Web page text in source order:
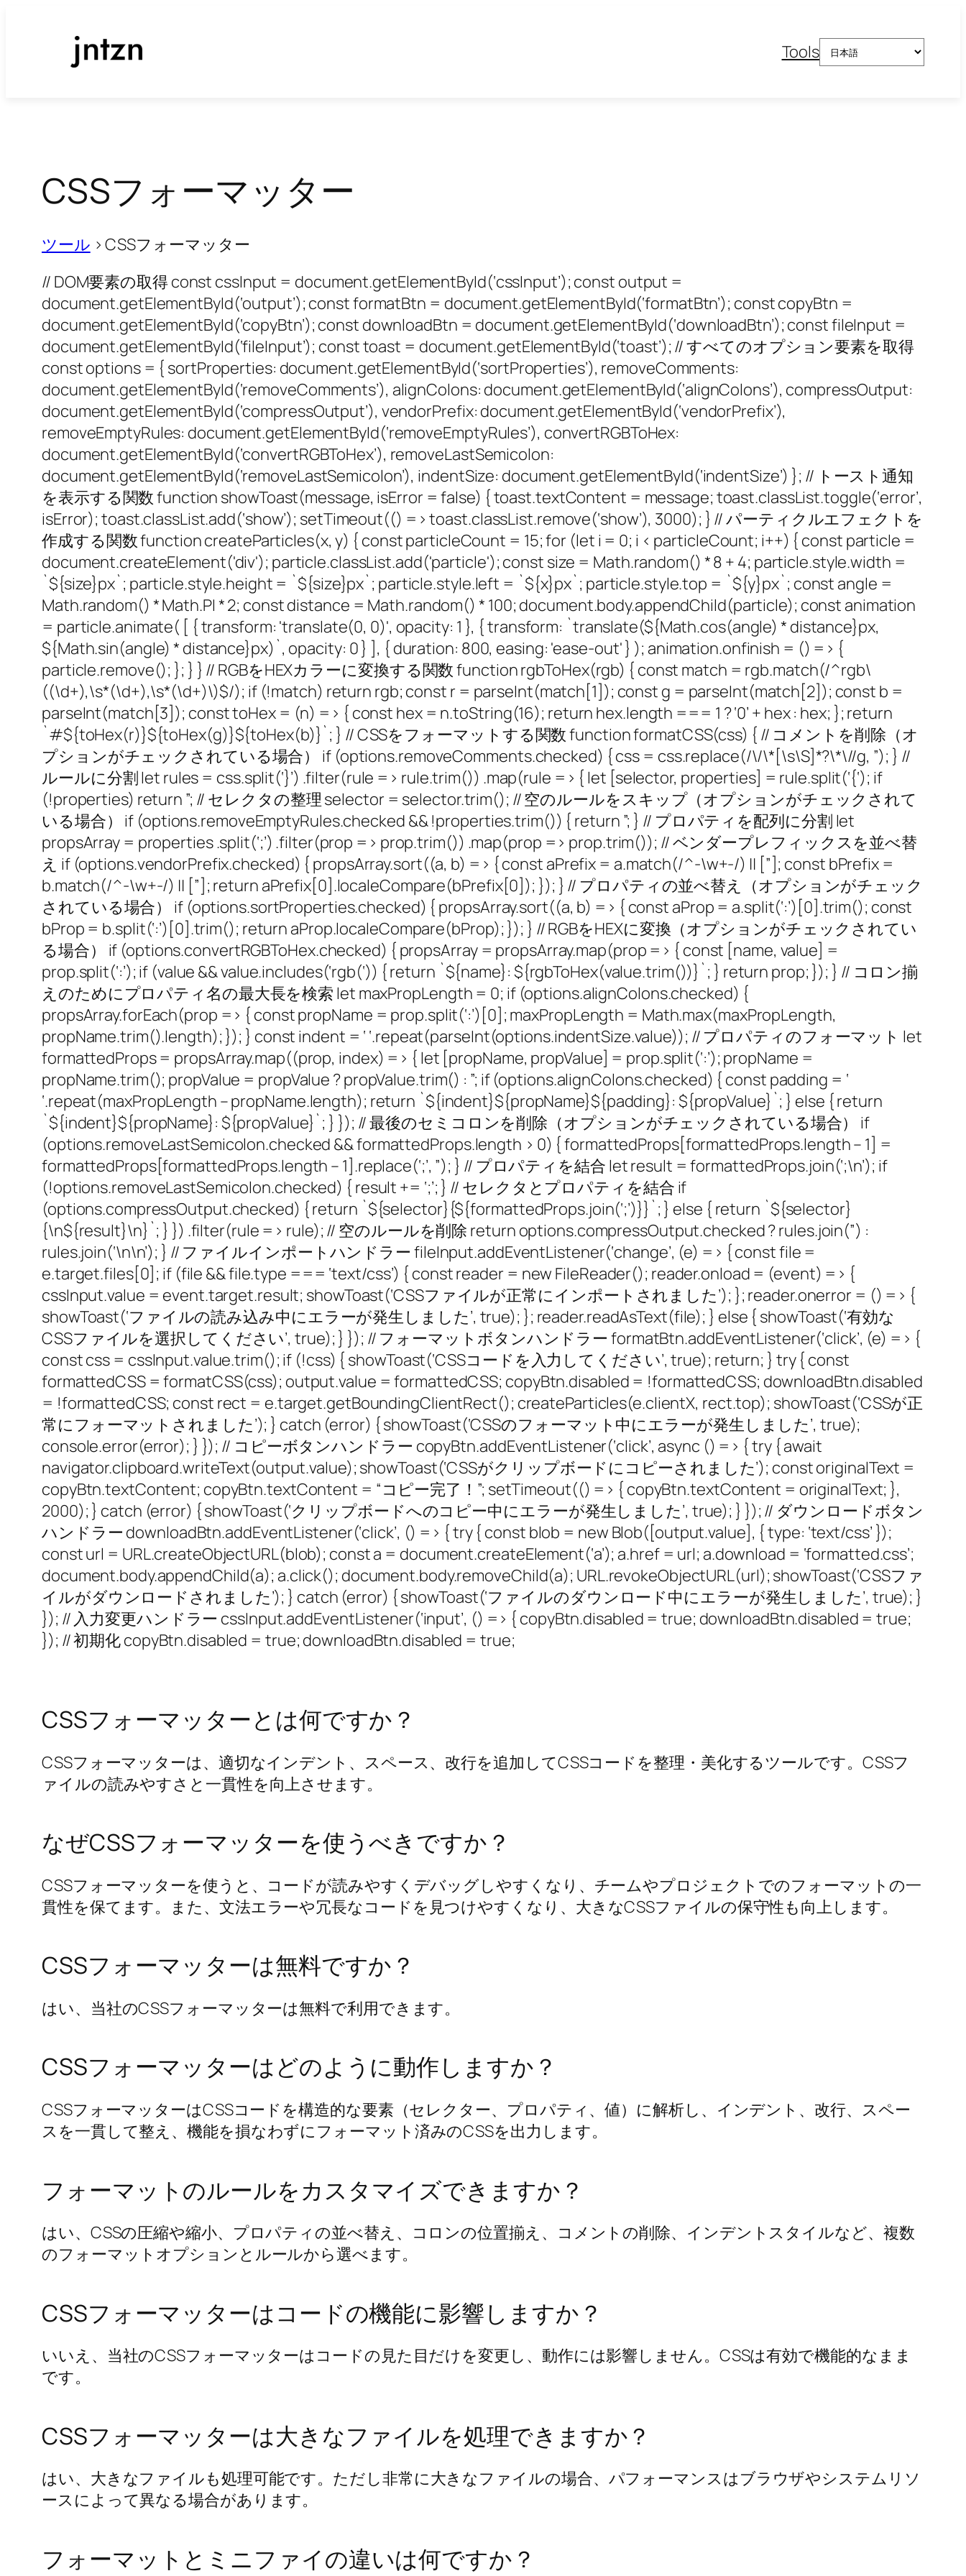
Tools言
語
CSSフォーマッター
ツール >CSSフォーマッター
// DOM要素の取得 const cssInput = document.getElementById(‘cssInput’); const output =
document.getElementById(‘output’); const formatBtn = document.getElementById(‘formatBtn’); const copyBtn =
document.getElementById(‘copyBtn’); const downloadBtn = document.getElementById(‘downloadBtn’); const fileInput =
document.getElementById(‘fileInput’); const toast = document.getElementById(‘toast’); // すべてのオプション要素を取得
const options = { sortProperties: document.getElementById(‘sortProperties’), removeComments:
document.getElementById(‘removeComments’), alignColons: document.getElementById(‘alignColons’), compressOutput:
document.getElementById(‘compressOutput’), vendorPrefix: document.getElementById(‘vendorPrefix’),
removeEmptyRules: document.getElementById(‘removeEmptyRules’), convertRGBToHex:
document.getElementById(‘convertRGBToHex’), removeLastSemicolon:
document.getElementById(‘removeLastSemicolon’), indentSize: document.getElementById(‘indentSize’) }; // トースト通知
を表示する関数 function showToast(message, isError = false) { toast.textContent = message; toast.classList.toggle(‘error’,
isError); toast.classList.add(‘show’); setTimeout(() => toast.classList.remove(‘show’), 3000); } // パーティクルエフェクトを
作成する関数 function createParticles(x, y) { const particleCount = 15; for (let i = 0; i < particleCount; i++) { const particle =
document.createElement('div'); particle.classList.add('particle'); const size = Math.random() * 8 + 4; particle.style.width =
`${size}px`; particle.style.height = `${size}px`; particle.style.left = `${x}px`; particle.style.top = `${y}px`; const angle =
Math.random() * Math.PI * 2; const distance = Math.random() * 100; document.body.appendChild(particle); const animation
= particle.animate( [ { transform: 'translate(0, 0)', opacity: 1 }, { transform: `translate(${Math.cos(angle) * distance}px,
${Math.sin(angle) * distance}px)`, opacity: 0 } ], { duration: 800, easing: 'ease-out' } ); animation.onfinish = () => {
particle.remove(); }; } } // RGBをHEXカラーに変換する関数 function rgbToHex(rgb) { const match = rgb.match(/^rgb\
((\d+),\s*(\d+),\s*(\d+)\)$/); if (!match) return rgb; const r = parseInt(match[1]); const g = parseInt(match[2]); const b =
parseInt(match[3]); const toHex = (n) => { const hex = n.toString(16); return hex.length === 1 ? ‘0’ + hex : hex; }; return
`#${toHex(r)}${toHex(g)}${toHex(b)}`; } // CSSをフォーマットする関数 function formatCSS(css) { // コメントを削除（オ
プションがチェックされている場合） if (options.removeComments.checked) { css = css.replace(/\/\*[\s\S]*?\*\//g, ”); } //
ルールに分割 let rules = css.split(‘}’) .filter(rule => rule.trim()) .map(rule => { let [selector, properties] = rule.split(‘{‘); if
(!properties) return ”; // セレクタの整理 selector = selector.trim(); // 空のルールをスキップ（オプションがチェックされて
いる場合） if (options.removeEmptyRules.checked && !properties.trim()) { return ”; } // プロパティを配列に分割 let
propsArray = properties .split(‘;’) .filter(prop => prop.trim()) .map(prop => prop.trim()); // ベンダープレフィックスを並べ替
え if (options.vendorPrefix.checked) { propsArray.sort((a, b) => { const aPrefix = a.match(/^-\w+-/) || [”]; const bPrefix =
b.match(/^-\w+-/) || [”]; return aPrefix[0].localeCompare(bPrefix[0]); }); } // プロパティの並べ替え（オプションがチェック
されている場合） if (options.sortProperties.checked) { propsArray.sort((a, b) => { const aProp = a.split(‘:’)[0].trim(); const
bProp = b.split(‘:’)[0].trim(); return aProp.localeCompare(bProp); }); } // RGBをHEXに変換（オプションがチェックされてい
る場合） if (options.convertRGBToHex.checked) { propsArray = propsArray.map(prop => { const [name, value] =
prop.split(‘:’); if (value && value.includes(‘rgb(‘)) { return `${name}: ${rgbToHex(value.trim())}`; } return prop; }); } // コロン揃
えのためにプロパティ名の最大長を検索 let maxPropLength = 0; if (options.alignColons.checked) {
propsArray.forEach(prop => { const propName = prop.split(‘:’)[0]; maxPropLength = Math.max(maxPropLength,
propName.trim().length); }); } const indent = ‘ ‘.repeat(parseInt(options.indentSize.value)); // プロパティのフォーマット let
formattedProps = propsArray.map((prop, index) => { let [propName, propValue] = prop.split(‘:’); propName =
propName.trim(); propValue = propValue ? propValue.trim() : ”; if (options.alignColons.checked) { const padding = ‘
‘.repeat(maxPropLength – propName.length); return `${indent}${propName}${padding}: ${propValue}`; } else { return
`${indent}${propName}: ${propValue}`; } }); // 最後のセミコロンを削除（オプションがチェックされている場合） if
(options.removeLastSemicolon.checked && formattedProps.length > 0) { formattedProps[formattedProps.length – 1] =
formattedProps[formattedProps.length – 1].replace(‘;’, ”); } // プロパティを結合 let result = formattedProps.join(‘;\n’); if
(!options.removeLastSemicolon.checked) { result += ‘;’; } // セレクタとプロパティを結合 if
(options.compressOutput.checked) { return `${selector}{${formattedProps.join(‘;’)}}`; } else { return `${selector}
{\n${result}\n}`; } }) .filter(rule => rule); // 空のルールを削除 return options.compressOutput.checked ? rules.join(”) :
rules.join(‘\n\n’); } // ファイルインポートハンドラー fileInput.addEventListener(‘change’, (e) => { const file =
e.target.files[0]; if (file && file.type === ‘text/css’) { const reader = new FileReader(); reader.onload = (event) => {
cssInput.value = event.target.result; showToast(‘CSSファイルが正常にインポートされました’); }; reader.onerror = () => {
showToast(‘ファイルの読み込み中にエラーが発生しました’, true); }; reader.readAsText(file); } else { showToast(‘有効な
CSSファイルを選択してください’, true); } }); // フォーマットボタンハンドラー formatBtn.addEventListener(‘click’, (e) => {
const css = cssInput.value.trim(); if (!css) { showToast(‘CSSコードを入力してください’, true); return; } try { const
formattedCSS = formatCSS(css); output.value = formattedCSS; copyBtn.disabled = !formattedCSS; downloadBtn.disabled
= !formattedCSS; const rect = e.target.getBoundingClientRect(); createParticles(e.clientX, rect.top); showToast(‘CSSが正
常にフォーマットされました’); } catch (error) { showToast(‘CSSのフォーマット中にエラーが発生しました’, true);
console.error(error); } }); // コピーボタンハンドラー copyBtn.addEventListener(‘click’, async () => { try { await
navigator.clipboard.writeText(output.value); showToast(‘CSSがクリップボードにコピーされました’); const originalText =
copyBtn.textContent; copyBtn.textContent = “コピー完了！”; setTimeout(() => { copyBtn.textContent = originalText; },
2000); } catch (error) { showToast(‘クリップボードへのコピー中にエラーが発生しました’, true); } }); // ダウンロードボタン
ハンドラー downloadBtn.addEventListener(‘click’, () => { try { const blob = new Blob([output.value], { type: ‘text/css’ });
const url = URL.createObjectURL(blob); const a = document.createElement(‘a’); a.href = url; a.download = ‘formatted.css’;
document.body.appendChild(a); a.click(); document.body.removeChild(a); URL.revokeObjectURL(url); showToast(‘CSSファ
イルがダウンロードされました’); } catch (error) { showToast(‘ファイルのダウンロード中にエラーが発生しました’, true); }
}); // 入力変更ハンドラー cssInput.addEventListener(‘input’, () => { copyBtn.disabled = true; downloadBtn.disabled = true;
}); // 初期化 copyBtn.disabled = true; downloadBtn.disabled = true;
CSSフォーマッターとは何ですか？
CSSフォーマッターは、適切なインデント、スペース、改行を追加してCSSコードを整理・美化するツールです。CSSフ
ァイルの読みやすさと一貫性を向上させます。
なぜCSSフォーマッターを使うべきですか？
CSSフォーマッターを使うと、コードが読みやすくデバッグしやすくなり、チームやプロジェクトでのフォーマットの一
貫性を保てます。また、文法エラーや冗長なコードを見つけやすくなり、大きなCSSファイルの保守性も向上します。
CSSフォーマッターは無料ですか？
はい、当社のCSSフォーマッターは無料で利用できます。
CSSフォーマッターはどのように動作しますか？
CSSフォーマッターはCSSコードを構造的な要素（セレクター、プロパティ、値）に解析し、インデント、改行、スペー
スを一貫して整え、機能を損なわずにフォーマット済みのCSSを出力します。
フォーマットのルールをカスタマイズできますか？
はい、CSSの圧縮や縮小、プロパティの並べ替え、コロンの位置揃え、コメントの削除、インデントスタイルなど、複数
のフォーマットオプションとルールから選べます。
CSSフォーマッターはコードの機能に影響しますか？
いいえ、当社のCSSフォーマッターはコードの見た目だけを変更し、動作には影響しません。CSSは有効で機能的なまま
です。
CSSフォーマッターは大きなファイルを処理できますか？
はい、大きなファイルも処理可能です。ただし非常に大きなファイルの場合、パフォーマンスはブラウザやシステムリソ
ースによって異なる場合があります。
フォーマットとミニファイの違いは何ですか？